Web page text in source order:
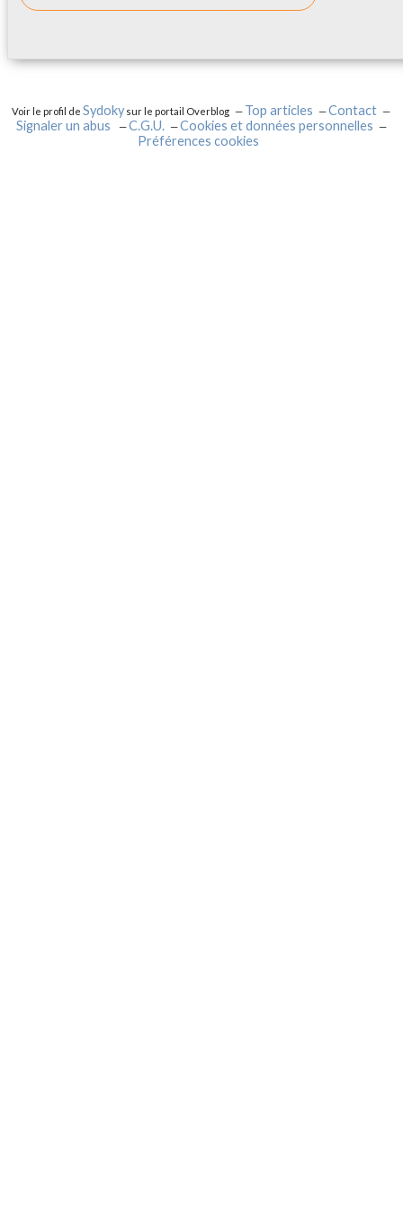
Voir le profil deSydokysur le portail Overblog Top articles
Contact
Signaler un abus
C.G.U.
Cookies et données personnelles
Préférences cookies